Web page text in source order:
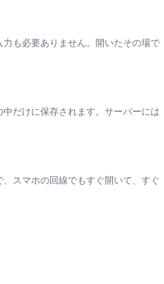
も必要ありません。開いたその場で
だけに保存されます。サーバーには
スマホの回線でもすぐ開いて、すぐ